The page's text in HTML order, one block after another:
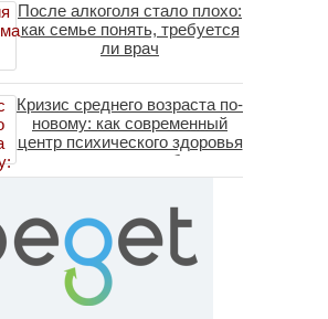
После алкоголя стало плохо:
как семье понять, требуется
ли врач
Кризис среднего возраста по-
новому: как современный
центр психического здоровья
помогает пересобрать
личность без таблеток